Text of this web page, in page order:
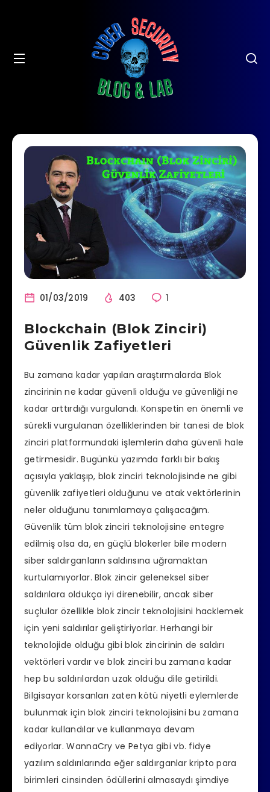
01/03/2019 403 1
Blockchain (Blok Zinciri)
Güvenlik Zafiyetleri
Bu zamana kadar yapılan araştırmalarda Blok
zincirinin ne kadar güvenli olduğu ve güvenliği ne
kadar arttırdığı vurgulandı. Konspetin en önemli ve
sürekli vurgulanan özelliklerinden bir tanesi de blok
zinciri platformundaki işlemlerin daha güvenli hale
getirmesidir. Bugünkü yazımda farklı bir bakış
açısıyla yaklaşıp, blok zinciri teknolojisinde ne gibi
güvenlik zafiyetleri olduğunu ve atak vektörlerinin
neler olduğunu tanımlamaya çalışacağım.
Güvenlik tüm blok zinciri teknolojisine entegre
edilmiş olsa da, en güçlü blokerler bile modern
siber saldırganların saldırısına uğramaktan
kurtulamıyorlar. Blok zincir geleneksel siber
saldırılara oldukça iyi direnebilir, ancak siber
suçlular özellikle blok zincir teknolojisini hacklemek
için yeni saldırılar geliştiriyorlar. Herhangi bir
teknolojide olduğu gibi blok zincirinin de saldırı
vektörleri vardır ve blok zinciri bu zamana kadar
hep bu saldırılardan uzak olduğu dile getirildi.
Bilgisayar korsanları zaten kötü niyetli eylemlerde
bulunmak için blok zinciri teknolojisini bu zamana
kadar kullandılar ve kullanmaya devam
ediyorlar. WannaCry ve Petya gibi vb. fidye
yazılım saldırılarında eğer saldırganlar kripto para
birimleri cinsinden ödüllerini almasaydı şimdiye